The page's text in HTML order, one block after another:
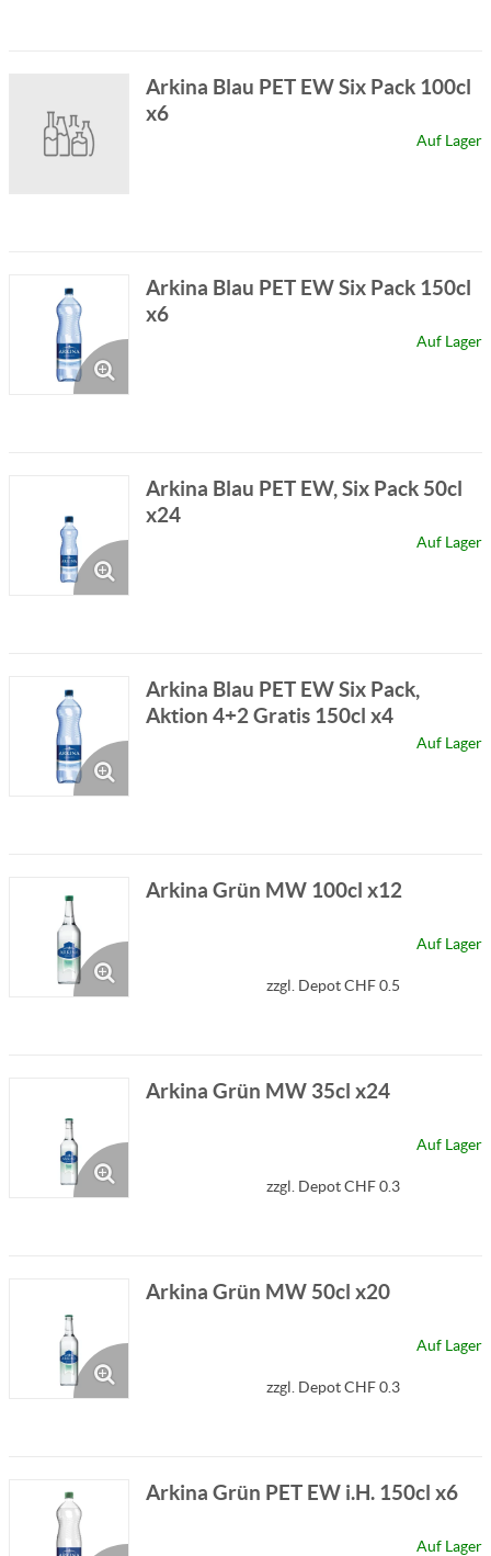
Arkina Blau PET EW Six Pack 100cl
x6
Auf Lager
Arkina Blau PET EW Six Pack 150cl
x6
Auf Lager
Arkina Blau PET EW, Six Pack 50cl
x24
Auf Lager
Arkina Blau PET EW Six Pack,
Aktion 4+2 Gratis 150cl x4
Auf Lager
Arkina Grün MW 100cl x12
Auf Lager
zzgl. Depot CHF 0.5
Arkina Grün MW 35cl x24
Auf Lager
zzgl. Depot CHF 0.3
Arkina Grün MW 50cl x20
Auf Lager
zzgl. Depot CHF 0.3
Arkina Grün PET EW i.H. 150cl x6
Auf Lager